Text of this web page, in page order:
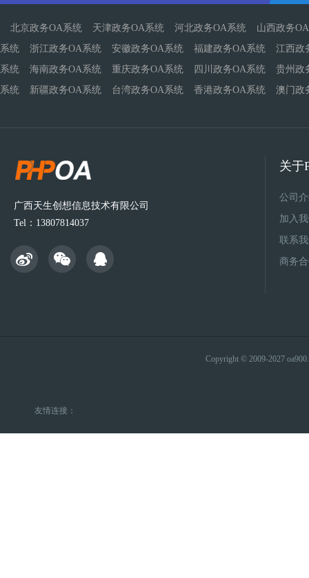
北京政务OA系统 天津政务OA系统 河北政务OA系统
山西政务
系统
浙江政务OA系统 安徽政务OA系统 福建政务OA系统
江西政
系统
海南政务OA系统 重庆政务OA系统 四川政务OA系统
贵州政
系统
新疆政务OA系统 台湾政务OA系统 香港政务OA系统 澳门政
广西天生创想信息技术有限公司
Tel：13807814037
关于
公司
加入
联系
商务
Copyright © 2009-2027
友情连接：